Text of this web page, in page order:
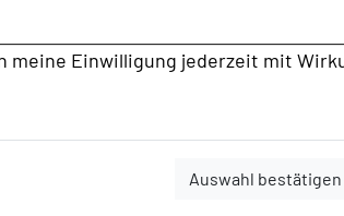
meine Einwilligung jederzeit mit
Auswahl bestätigen